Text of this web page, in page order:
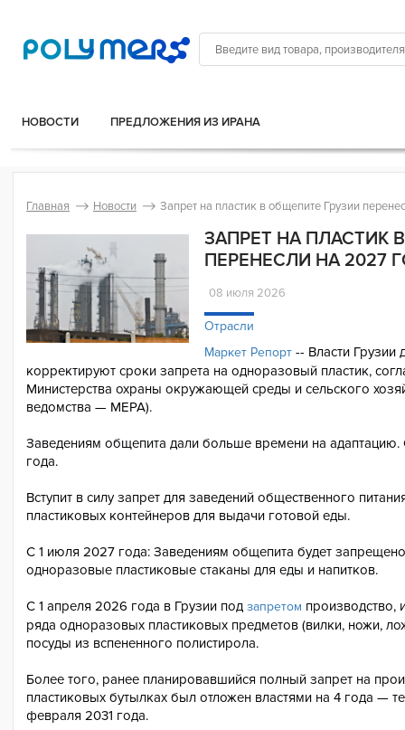
НОВОСТИ ПРЕДЛОЖЕНИЯ ИЗ ИРАНА
Главная Новости Запрет на пластик в общепите Грузии
ЗАПРЕТ НА ПЛАСТИК
ПЕРЕНЕСЛИ НА 2027
08 июля 2026
Отрасли
Маркет Репорт-- Власти Грузии
корректируют сроки запрета на одноразовый пластик,
Министерства охраны окружающей среды и сельского
ведомства — MEPA).
Заведениям общепита дали больше времени на адаптацию.
года.
Вступит в силу запрет для заведений общественного
пластиковых контейнеров для выдачи готовой еды.
С 1 июля 2027 года: Заведениям общепита будет
одноразовые пластиковые стаканы для еды и напитков.
С 1 апреля 2026 года в Грузии под запретом производство,
ряда одноразовых пластиковых предметов (вилки, ножи,
посуды из вспененного полистирола.
Более того, ранее планировавшийся полный запрет на
пластиковых бутылках был отложен властями на 4 года —
февраля 2031 года.